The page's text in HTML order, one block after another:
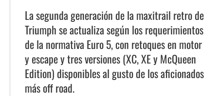
La segunda generación de la maxitrail retro de
Triumph se actualiza según los requerimientos
de la normativa Euro 5, con retoques en motor
y escape y tres versiones (XC, XE y McQueen
Edition) disponibles al gusto de los aficionados
más off road.